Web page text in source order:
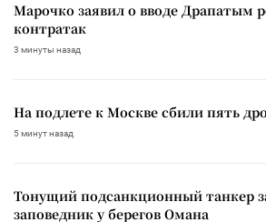
Марочко заявил о вводе Драпатым
контратак
3 минуты назад
На подлете к Москве сбили пять
5 минут назад
Тонущий подсанкционный танкер
заповедник у берегов Омана